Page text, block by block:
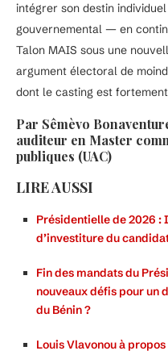
intégrer son destin
gouvernemental — en
Talon MAIS sous une
argument électoral de
dont le casting est
Par Sêmèvo
auditeur en Master
publiques (UAC)
LIRE AUSSI
Présidentielle de 2026
d’investiture du
Fin des mandats du
nouveaux défis pour un
du Bénin ?
Louis Vlavonou à propos